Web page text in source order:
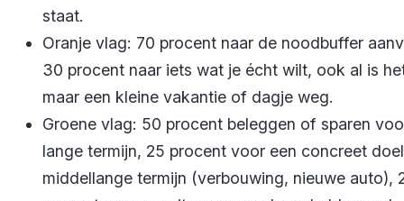
staat.
Oranje vlag: 70 procent naar de noodbuffer
30 procent naar iets wat je écht wilt, ook al is
maar een kleine vakantie of dagje weg.
Groene vlag: 50 procent beleggen of sparen
lange termijn, 25 procent voor een concreet
middellange termijn (verbouwing, nieuwe auto),